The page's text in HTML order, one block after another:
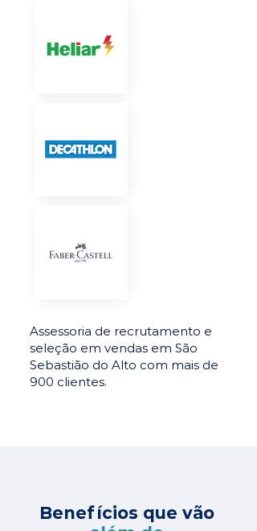
Assessoria de recrutamento e
seleção em vendas em São
Sebastião do Alto com mais de
900 clientes.
Benefícios que vão